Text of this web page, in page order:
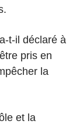
t-il déclaré à
pris en
la
et la